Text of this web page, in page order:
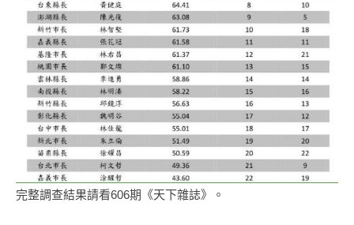
完整調查結果請看606期《天下雜誌》。